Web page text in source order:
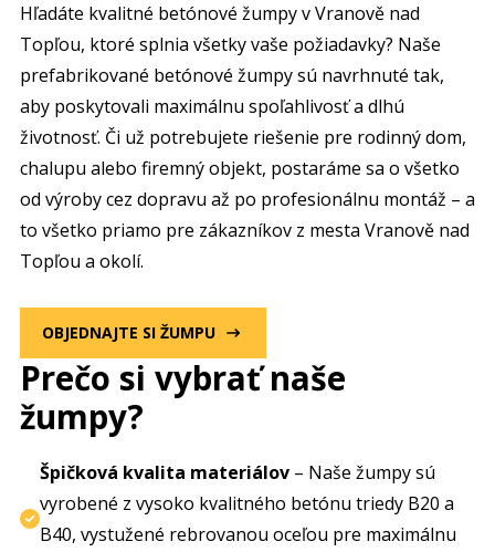
Hľadáte kvalitné betónové žumpy v Vranově nad
Topľou, ktoré splnia všetky vaše požiadavky? Naše
prefabrikované betónové žumpy sú navrhnuté tak,
aby poskytovali maximálnu spoľahlivosť a dlhú
životnosť. Či už potrebujete riešenie pre rodinný dom,
chalupu alebo firemný objekt, postaráme sa o všetko
od výroby cez dopravu až po profesionálnu montáž – a
to všetko priamo pre zákazníkov z mesta Vranově nad
Topľou a okolí.
OBJEDNAJTE SI ŽUMPU
Prečo si vybrať naše
žumpy?
Špičková kvalita materiálov– Naše žumpy sú
vyrobené z vysoko kvalitného betónu triedy B20 a
B40, vystužené rebrovanou oceľou pre maximálnu